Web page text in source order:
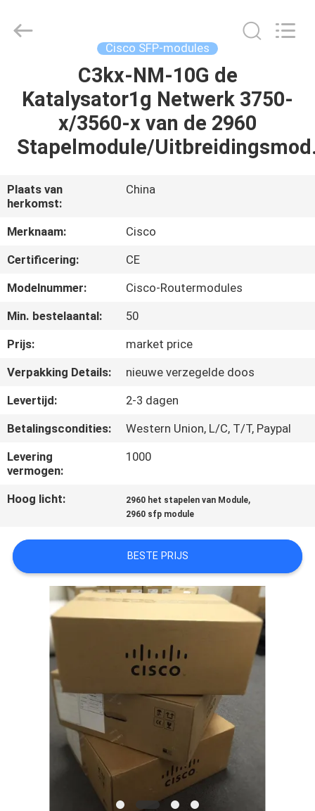
PRODUCTEN
VIDEO'S
OVER
ONS
FABRIEKSTOCHT
KWALITEITSCONTROLE
NEEM
CONTACT
ONS
OP
NIEUWS
GEVALLEN
SITEMAP
PRIVACYBELEID
Ltd..
Cisco SFP-modules
C3kx-NM-10G de
Katalysator1g Netwerk 3750-
x/3560-x van de 2960
Stapelmodule/
Plaats van
herkomst:
China
Merknaam:
Cisco
Certificering:
CE
Modelnummer:
Cisco-Routermodules
Min. bestelaantal:
50
Prijs:
market price
Verpakking Details:
nieuwe verzegelde doos
Levertijd:
2-3 dagen
Betalingscondities:
Western Union, L/C, T/T, Paypal
Levering
vermogen:
1000
Hoog licht: 2960 het stapelen van Module,
2960 sfp module
BESTE PRIJS